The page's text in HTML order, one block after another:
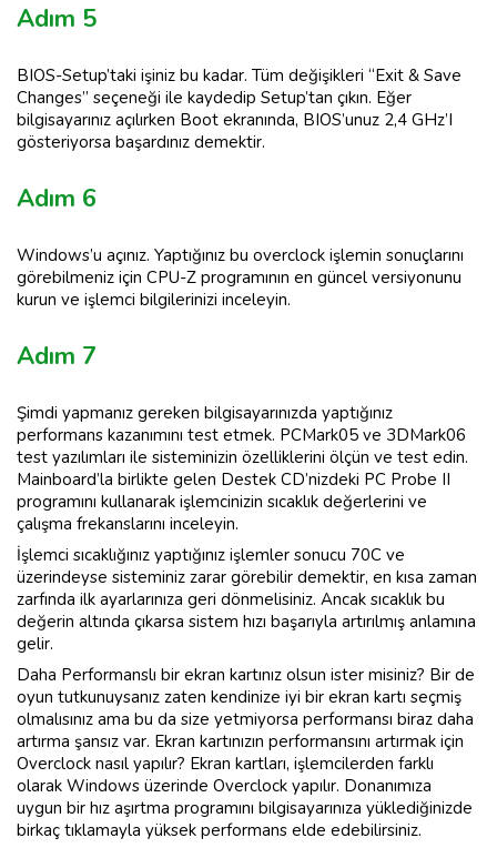
Adım 5
BIOS-Setup’taki işiniz bu kadar. Tüm değişikleri “Exit & Save
Changes” seçeneği ile kaydedip Setup’tan çıkın. Eğer
bilgisayarınız açılırken Boot ekranında, BIOS’unuz 2,4 GHz’I
gösteriyorsa başardınız demektir.
Adım 6
Windows’u açınız. Yaptığınız bu overclock işlemin sonuçlarını
görebilmeniz için CPU-Z programının en güncel versiyonunu
kurun ve işlemci bilgilerinizi inceleyin.
Adım 7
Şimdi yapmanız gereken bilgisayarınızda yaptığınız
performans kazanımını test etmek. PCMark05 ve 3DMark06
test yazılımları ile sisteminizin özelliklerini ölçün ve test edin.
Mainboard’la birlikte gelen Destek CD’nizdeki PC Probe II
programını kullanarak işlemcinizin sıcaklık değerlerini ve
çalışma frekanslarını inceleyin.
İşlemci sıcaklığınız yaptığınız işlemler sonucu 70C ve
üzerindeyse sisteminiz zarar görebilir demektir, en kısa zaman
zarfında ilk ayarlarınıza geri dönmelisiniz. Ancak sıcaklık bu
değerin altında çıkarsa sistem hızı başarıyla artırılmış anlamına
gelir.
Daha Performanslı bir ekran kartınız olsun ister misiniz? Bir de
oyun tutkunuysanız zaten kendinize iyi bir ekran kartı seçmiş
olmalısınız ama bu da size yetmiyorsa performansı biraz daha
artırma şansız var. Ekran kartınızın performansını artırmak için
Overclock nasıl yapılır? Ekran kartları, işlemcilerden farklı
olarak Windows üzerinde Overclock yapılır. Donanımıza
uygun bir hız aşırtma programını bilgisayarınıza yüklediğinizde
birkaç tıklamayla yüksek performans elde edebilirsiniz.